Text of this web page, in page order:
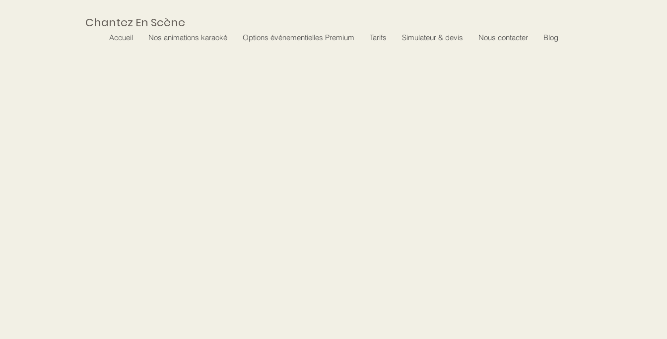
Chantez En Scène
Accueil Nos animations karaoké Options événementielles Premium Tarifs Simulateur & devis Nous contacter Blog